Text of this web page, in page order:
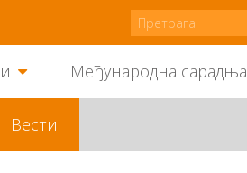
Међународна сарадња
Вести